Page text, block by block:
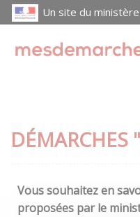
Un site du
DÉMARCHES
Vous souhaitez en
proposées par le